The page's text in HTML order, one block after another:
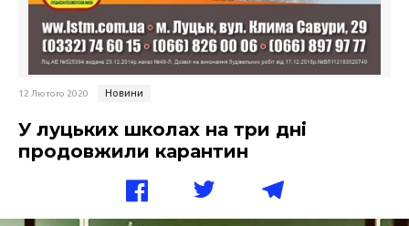
12 Лютого 2020 Новини
У луцьких школах на три дні
продовжили карантин